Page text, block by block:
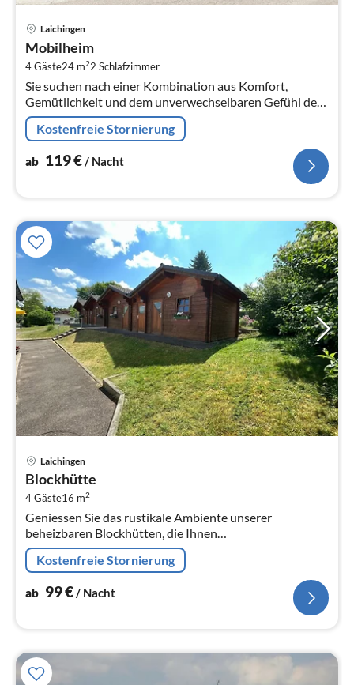
Laichingen
Mobilheim
4 Gäste24 m22 Schlafzimmer
Sie suchen nach einer Kombination aus Komfort,
Gemütlichkeit und dem unverwechselbaren Gefühl des
Campings in der Natur? Dann sind unsere Mobilheime
genau das Richtige für Sie!
Kostenfreie Stornierung
ab 119€/ Nacht
Laichingen
Blockhütte
4 Gäste16 m2
Geniessen Sie das rustikale Ambiente unserer
beheizbaren Blockhütten, die Ihnen
Übernachtungsmöglichkeiten für bis zu 4 Personen
bieten.
Kostenfreie Stornierung
ab 99€/ Nacht